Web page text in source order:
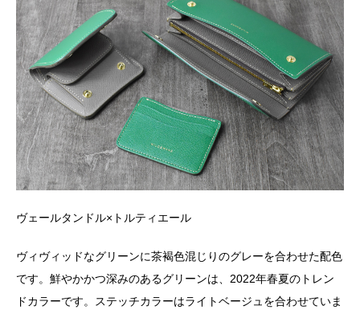
ヴェールタンドル×トルティエール
ヴィヴィッドなグリーンに茶褐色混じりのグレーを合わせた配色
です。鮮やかかつ深みのあるグリーンは、2022年春夏のトレン
ドカラーです。ステッチカラーはライトベージュを合わせていま